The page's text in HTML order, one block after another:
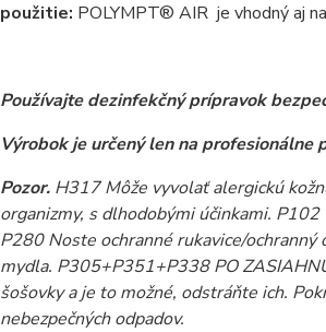
použitie: POLYMPT® AIR je vhodný aj
Používajte dezinfekčný prípravok
Výrobok je určený len na profesionálne
Pozor. H317 Môže vyvolať alergickú
organizmy, s dlhodobými účinkami.
P280 Noste ochranné rukavice/
mydla. P305+P351+P338 PO
šošovky a je to možné, odstráňte ich.
nebezpečných odpadov.